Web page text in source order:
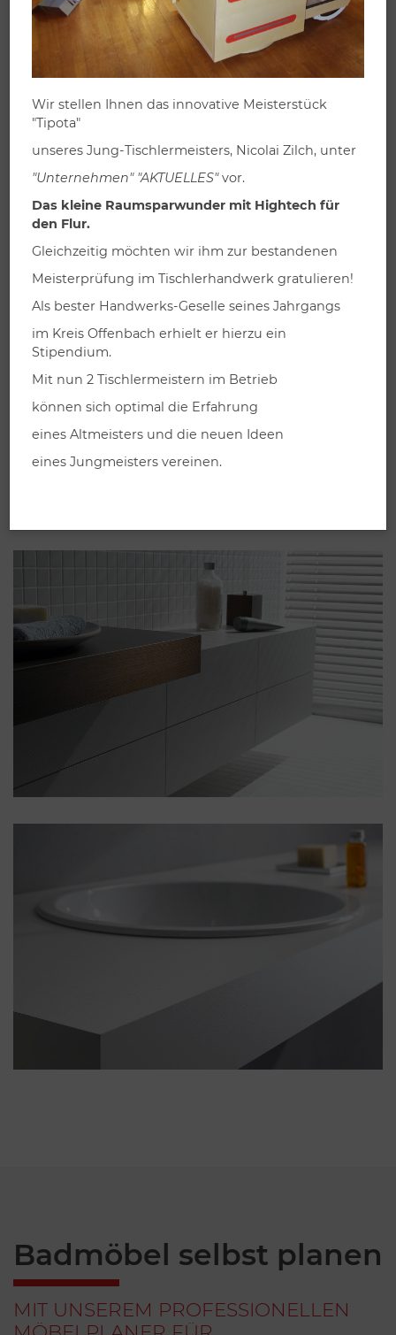
Möbel für Badezimmer
Tüpfelchen einer rundum optimalen Wohnumgebung.
Neuartige Materialien und Produktsysteme bieten hier
fast unbegrenzte Möglichkeiten – die wir Ihnen gerne in
einer persönlichen Beratung im Detail aufzeigen.
Badmöbel selbst planen
MIT UNSEREM PROFESSIONELLEN
Wir stellen Ihnen das innovative Meisterstück
"Tipota"
unseres Jung-Tischlermeisters, Nicolai Zilch, unter
"Unternehmen" "AKTUELLES"vor.
Das kleine Raumsparwunder mit Hightech für
den Flur.
Gleichzeitig möchten wir ihm zur bestandenen
Meisterprüfung im Tischlerhandwerk gratulieren!
Als bester Handwerks-Geselle seines Jahrgangs
im Kreis Offenbach erhielt er hierzu ein
Stipendium.
Mit nun 2 Tischlermeistern im Betrieb
können sich optimal die Erfahrung
eines Altmeisters und die neuen Ideen
eines Jungmeisters vereinen.